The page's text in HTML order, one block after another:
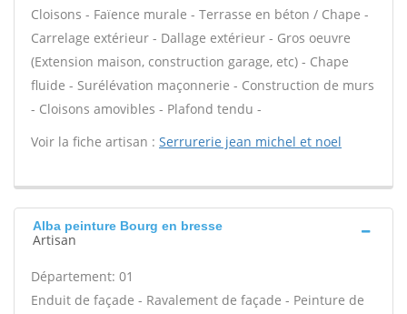
Cloisons - Faïence murale - Terrasse en béton / Chape -
Carrelage extérieur - Dallage extérieur - Gros oeuvre
(Extension maison, construction garage, etc) - Chape
fluide - Surélévation maçonnerie - Construction de murs
- Cloisons amovibles - Plafond tendu -
Voir la fiche artisan : Serrurerie jean michel et noel
Alba peinture Bourg en bresse
Artisan
Département: 01
Enduit de façade - Ravalement de façade - Peinture de